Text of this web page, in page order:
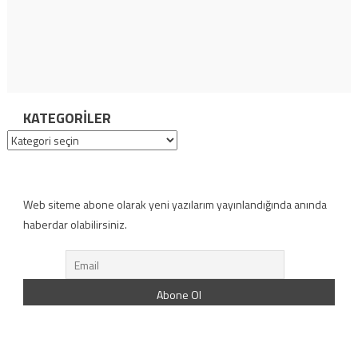
KATEGORILER
Kategoriler
Web siteme abone olarak yeni yazılarım yayınlandığında anında
haberdar olabilirsiniz.